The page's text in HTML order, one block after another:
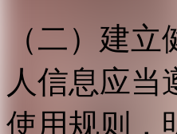
（二）建
人信息应当
使用规则，